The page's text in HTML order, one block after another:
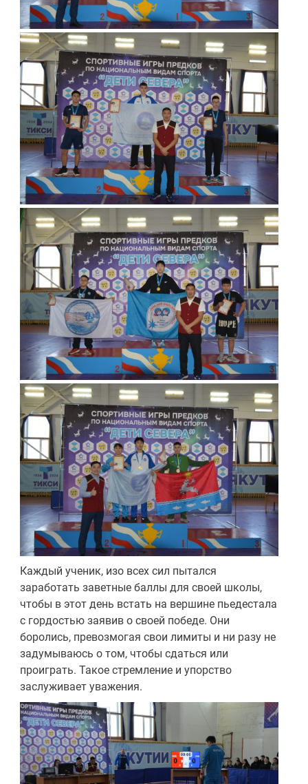
Каждый ученик, изо всех сил пытался
заработать заветные баллы для своей школы,
чтобы в этот день встать на вершине пьедестала
с гордостью заявив о своей победе. Они
боролись, превозмогая свои лимиты и ни разу не
задумываюсь о том, чтобы сдаться или
проиграть. Такое стремление и упорство
заслуживает уважения.